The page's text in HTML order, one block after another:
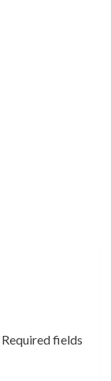
Required fields